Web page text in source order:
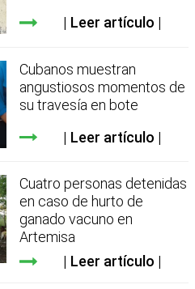
Leer artículo
Cubanos muestran
angustiosos momentos de
su travesía en bote
Leer artículo
Cuatro personas detenidas
en caso de hurto de
ganado vacuno en
Artemisa
Leer artículo